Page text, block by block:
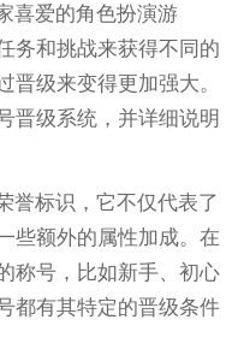
喜爱的角色扮演游
务和挑战来获得不同的
晋级来变得更加强大。
晋级系统，并详细说明
誉标识，它不仅代表了
些额外的属性加成。在
称号，比如新手、初心
都有其特定的晋级条件